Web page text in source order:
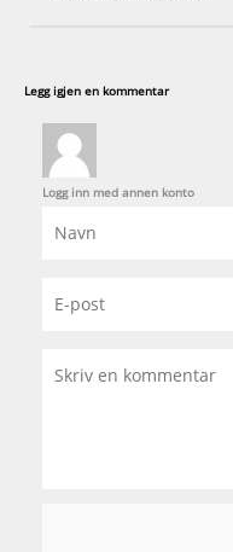
Legg igjen en kommentar
Logg inn med annen konto